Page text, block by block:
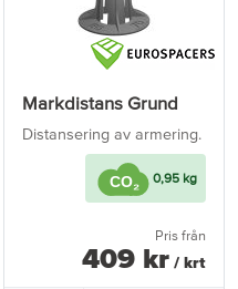
Markdistans Grund
Distansering av armering.
0,95 kg
Pris från
409 kr / krt